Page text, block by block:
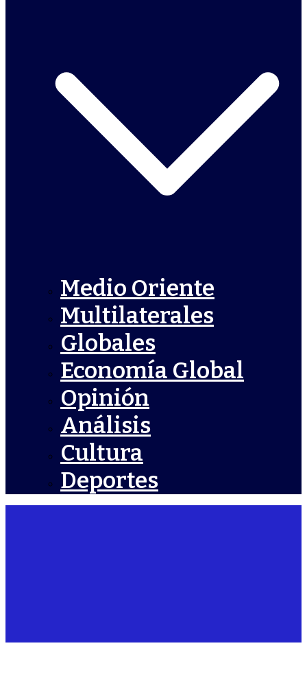
Medio Oriente
Multilaterales
Globales
Economía Global
Opinión
Análisis
Cultura
Deportes